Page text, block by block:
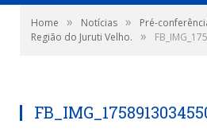
Home » Notícias »
Pré-
Região do Juruti Velho.
»